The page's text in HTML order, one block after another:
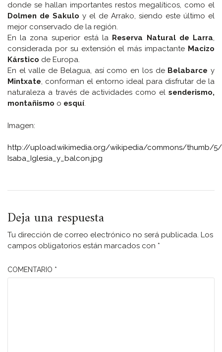
donde se hallan importantes restos megalíticos, como el
Dolmen de Sakulo y el de Arrako, siendo este último el
mejor conservado de la región.
En la zona superior está la Reserva Natural de Larra,
considerada por su extensión el más impactante Macizo
Kárstico de Europa.
En el valle de Belagua, así como en los de Belabarce y
Mintxate, conforman el entorno ideal para disfrutar de la
naturaleza a través de actividades como el senderismo,
montañismo o esquí.
Imagen:
http://upload.wikimedia.org/wikipedia/commons/thumb/
Isaba_Iglesia_y_balcon.jpg
Deja una respuesta
Tu dirección de correo electrónico no será publicada. Los
campos obligatorios están marcados con *
COMENTARIO *